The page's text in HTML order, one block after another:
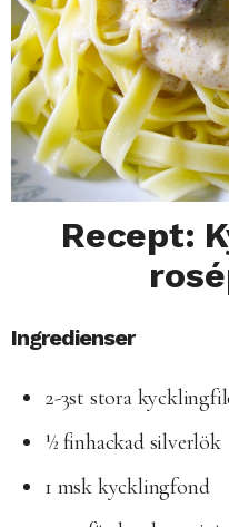
Recept:
Ingredienser
2-3st stora
½ finhackad silverlök
1 msk kycklingfond